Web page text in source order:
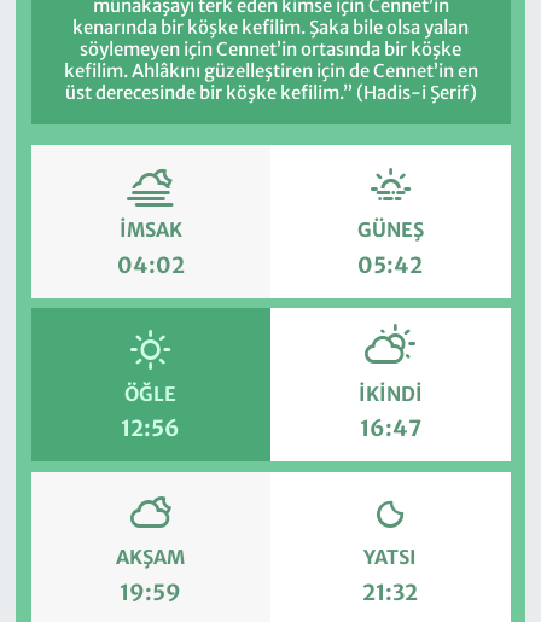
münakaşayı terk eden kimse için Cennet’in
kenarında bir köşke kefilim. Şaka bile olsa yalan
söylemeyen için Cennet’in ortasında bir köşke
kefilim. Ahlâkını güzelleştiren için de Cennet’in en
üst derecesinde bir köşke kefilim.” (Hadis-i Şerif)
İMSAK
04:02
GÜNEŞ
05:42
ÖĞLE
12:56
İKINDI
16:47
AKŞAM
19:59
YATSI
21:32